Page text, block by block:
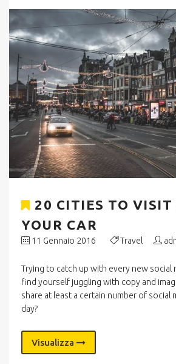
20 CITIES TO VISIT
YOUR CAR
11 Gennaio 2016 Travel
Trying to catch up with every new social
find yourself juggling with copy and
share at least a certain number of social
day?
Visualizza